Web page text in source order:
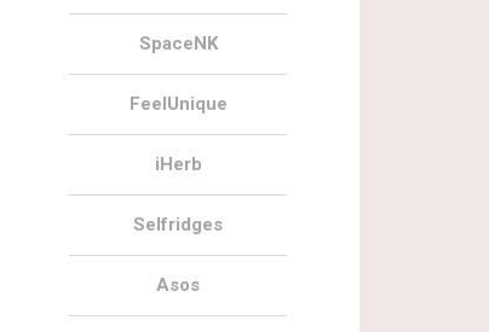
SpaceNK
FeelUnique
iHerb
Selfridges
Asos